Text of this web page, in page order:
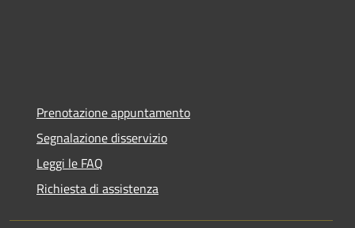
Prenotazione appuntamento
Segnalazione disservizio
Leggi le FAQ
Richiesta di assistenza